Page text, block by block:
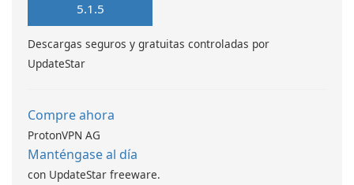
5.1.5
Descargas seguros y gratuitas controladas por
UpdateStar
Compre ahora
ProtonVPN AG
Manténgase al día
con UpdateStar freeware.